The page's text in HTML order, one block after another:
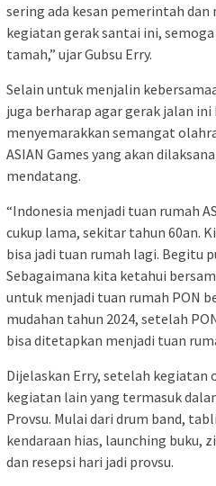
sering ada kesan pemerintah
kegiatan gerak santai ini,
tamah,” ujar Gubsu Erry.
Selain untuk menjalin
juga berharap agar gerak jalan
menyemarakkan semangat
ASIAN Games yang akan
mendatang.
“Indonesia menjadi tuan rumah
cukup lama, sekitar tahun 60an.
bisa jadi tuan rumah lagi. Begitu
Sebagaimana kita ketahui
untuk menjadi tuan rumah PON
mudahan tahun 2024, setelah
bisa ditetapkan menjadi tuan
Dijelaskan Erry, setelah kegiatan
kegiatan lain yang termasuk
Provsu. Mulai dari drum band,
kendaraan hias, launching buku,
dan resepsi hari jadi provsu.